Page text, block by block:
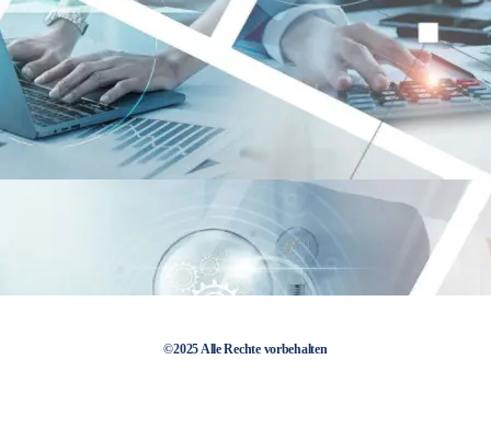
©2025 Alle Rechte vorbehalten